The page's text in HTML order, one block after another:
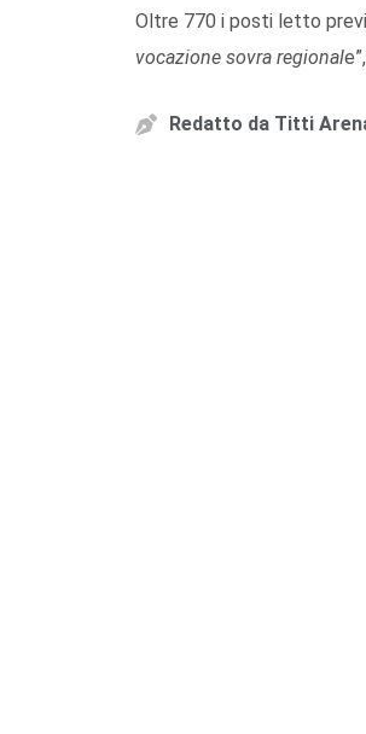
Oltre 770 i posti letto
vocazione sovra regional
Redatto da Titti